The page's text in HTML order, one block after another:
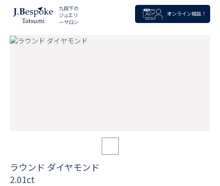
九段下の
ジュエリ
ーサロン
オンライン相談！
ラウンド ダイヤモンド
2.01ct